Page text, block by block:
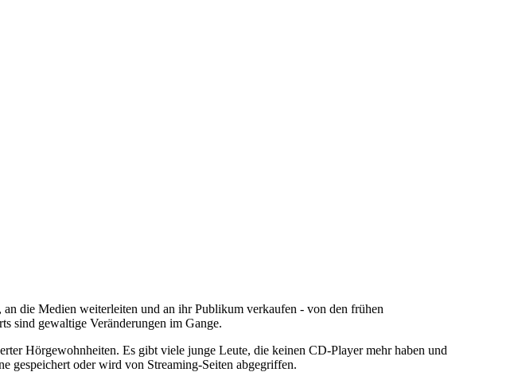
die Medien weiterleiten und an ihr Publikum verkaufen - von den frühen
sind gewaltige Veränderungen im Gange.
Hörgewohnheiten. Es gibt viele junge Leute, die keinen CD-Player mehr haben und
gespeichert oder wird von Streaming-Seiten abgegriffen.